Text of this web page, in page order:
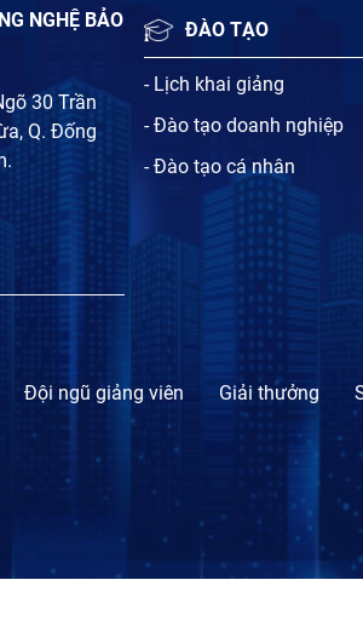
NGHỆ BẢO
30 Trần
Q. Đống
ĐÀO TẠO
- Lịch khai giảng
- Đào tạo doanh nghiệp
- Đào tạo cá nhân
Đội ngũ giảng viên Giải thưởng